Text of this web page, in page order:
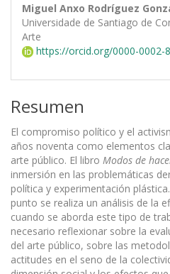
Miguel Anxo Rodríguez
Universidade de Santiago de
Arte
https://orcid.org/0000-0002-
Resumen
El compromiso político y el
años noventa como elementos
arte público. El libro Modos de
inmersión en las problemáticas
política y experimentación
punto se realiza un análisis de la
cuando se aborda este tipo de
necesario reflexionar sobre la
del arte público, sobre las
actitudes en el seno de la